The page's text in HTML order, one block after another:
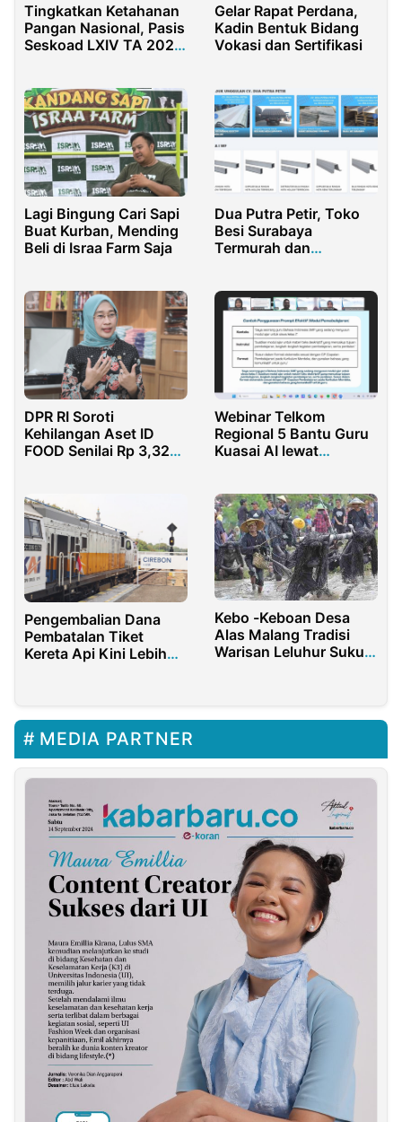
Tingkatkan Ketahanan
Pangan Nasional, Pasis
Seskoad LXIV TA 2024
Gelar Rapat Perdana,
Kadin Bentuk Bidang
Vokasi dan Sertifikasi
Lagi Bingung Cari Sapi
Buat Kurban, Mending
Beli di Israa Farm Saja
Dua Putra Petir, Toko
Besi Surabaya
Termurah dan
DPR RI Soroti
Kehilangan Aset ID
FOOD Senilai Rp 3,32
Webinar Telkom
Regional 5 Bantu Guru
Kuasai AI lewat
Pengembalian Dana
Pembatalan Tiket
Kereta Api Kini Lebih
Kebo -Keboan Desa
Alas Malang Tradisi
Warisan Leluhur Suku
MEDIA PARTNER